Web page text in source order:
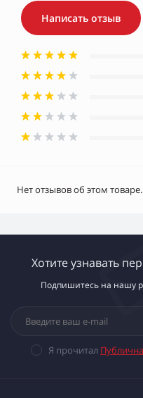
Написать отзыв
Нет отзывов об этом товаре.
Хотите узнавать
Подпишитесь на нашу
Я прочитал